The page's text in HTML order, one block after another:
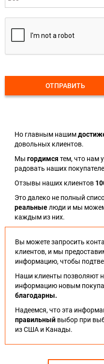
ОТПРАВИТЬ
Но главным нашим
довольных клиентов.
Мы гордимся тем, что нам
радовать наших
Отзывы наших клиентов
Это далеко не полный
реальныелюди и мы можем
каждым из них.
Вы можете запросить
клиентов, и мы
информацию, чтобы
Наши клиенты позволяют
информацию новым
благодарны.
Надеемся, что эта
правильный выбор при
из США и Канады.